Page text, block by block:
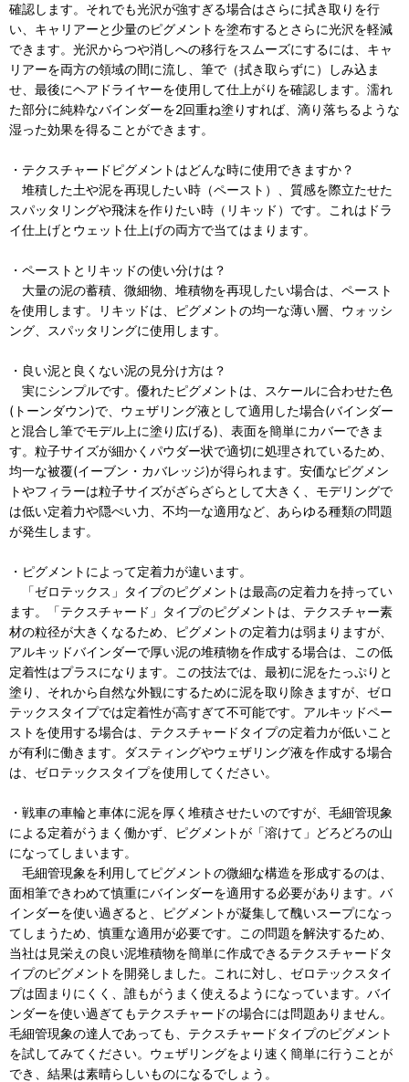
確認します。それでも光沢が強すぎる場合はさらに拭き取りを行
い、キャリアーと少量のピグメントを塗布するとさらに光沢を軽減
できます。光沢からつや消しへの移行をスムーズにするには、キャ
リアーを両方の領域の間に流し、筆で（拭き取らずに）しみ込ま
せ、最後にヘアドライヤーを使用して仕上がりを確認します。濡れ
た部分に純粋なバインダーを2回重ね塗りすれば、滴り落ちるような
湿った効果を得ることができます。
・テクスチャードピグメントはどんな時に使用できますか？
堆積した土や泥を再現したい時（ペースト）、質感を際立たせた
スパッタリングや飛沫を作りたい時（リキッド）です。これはドラ
イ仕上げとウェット仕上げの両方で当てはまります。
・ペーストとリキッドの使い分けは？
大量の泥の蓄積、微細物、堆積物を再現したい場合は、ペースト
を使用します。リキッドは、ピグメントの均一な薄い層、ウォッシ
ング、スパッタリングに使用します。
・良い泥と良くない泥の見分け方は？
実にシンプルです。優れたピグメントは、スケールに合わせた色
(トーンダウン)で、ウェザリング液として適用した場合(バインダー
と混合し筆でモデル上に塗り広げる)、表面を簡単にカバーできま
す。粒子サイズが細かくパウダー状で適切に処理されているため、
均一な被覆(イーブン・カバレッジ)が得られます。安価なピグメン
トやフィラーは粒子サイズがざらざらとして大きく、モデリングで
は低い定着力や隠ぺい力、不均一な適用など、あらゆる種類の問題
が発生します。
・ピグメントによって定着力が違います。
「ゼロテックス」タイプのピグメントは最高の定着力を持ってい
ます。「テクスチャード」タイプのピグメントは、テクスチャー素
材の粒径が大きくなるため、ピグメントの定着力は弱まりますが、
アルキッドバインダーで厚い泥の堆積物を作成する場合は、この低
定着性はプラスになります。この技法では、最初に泥をたっぷりと
塗り、それから自然な外観にするために泥を取り除きますが、ゼロ
テックスタイプでは定着性が高すぎて不可能です。アルキッドペー
ストを使用する場合は、テクスチャードタイプの定着力が低いこと
が有利に働きます。ダスティングやウェザリング液を作成する場合
は、ゼロテックスタイプを使用してください。
・戦車の車輪と車体に泥を厚く堆積させたいのですが、毛細管現象
による定着がうまく働かず、ピグメントが「溶けて」どろどろの山
になってしまいます。
毛細管現象を利用してピグメントの微細な構造を形成するのは、
面相筆できわめて慎重にバインダーを適用する必要があります。バ
インダーを使い過ぎると、ピグメントが凝集して醜いスープになっ
てしまうため、慎重な適用が必要です。この問題を解決するため、
当社は見栄えの良い泥堆積物を簡単に作成できるテクスチャードタ
イプのピグメントを開発しました。これに対し、ゼロテックスタイ
プは固まりにくく、誰もがうまく使えるようになっています。バイ
ンダーを使い過ぎてもテクスチャードの場合には問題ありません。
毛細管現象の達人であっても、テクスチャードタイプのピグメント
を試してみてください。ウェザリングをより速く簡単に行うことが
でき、結果は素晴らしいものになるでしょう。